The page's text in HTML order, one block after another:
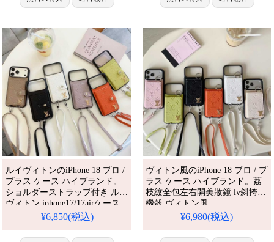
携帯ケース 全機種対応
対応
ルイヴィトンのiPhone 18 プロ /
プラス ケース ハイブランド。
ショルダーストラップ付き ルイ
ヴィトン iphone17/17airケース
モノグラム レザー カード入れ
ース 落下防止 斜めがけ携帯ケ
¥6,850(税込)
ヴィトン風のiPhone 18 プロ / プ
ラス ケース ハイブランド。荔
枝紋全包左右開美妝鏡 lv斜挎手
機殼 ヴィトン風
iPhone17pro/17ProMax 携帯ケー
型。LV iPhone16/16pro ケース
¥6,980(税込)